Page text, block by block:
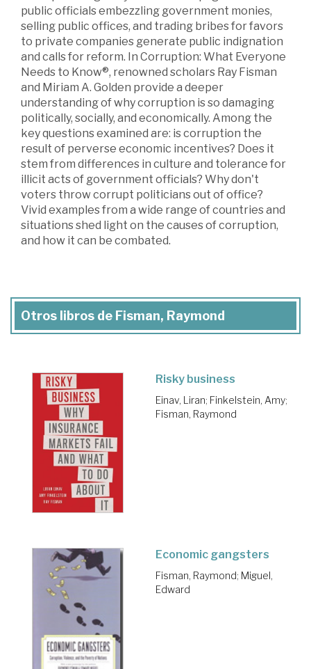
public officials embezzling government monies,
selling public offices, and trading bribes for favors
to private companies generate public indignation
and calls for reform. In Corruption: What Everyone
Needs to Know®, renowned scholars Ray Fisman
and Miriam A. Golden provide a deeper
understanding of why corruption is so damaging
politically, socially, and economically. Among the
key questions examined are: is corruption the
result of perverse economic incentives? Does it
stem from differences in culture and tolerance for
illicit acts of government officials? Why don't
voters throw corrupt politicians out of office?
Vivid examples from a wide range of countries and
situations shed light on the causes of corruption,
and how it can be combated.
Otros libros de Fisman, Raymond
Risky business
Einav, Liran; Finkelstein, Amy;
Fisman, Raymond
Economic gangsters
Fisman, Raymond; Miguel,
Edward